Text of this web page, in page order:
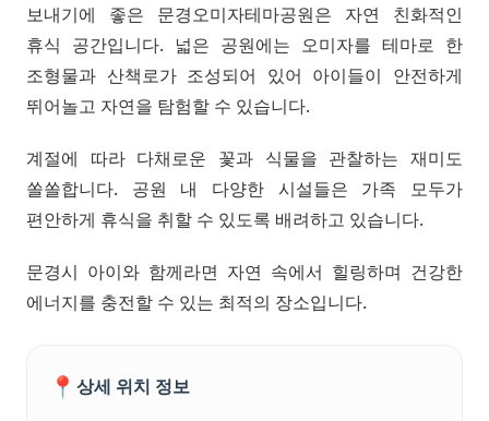
보내기에 좋은 문경오미자테마공원은 자연 친화적인
휴식 공간입니다. 넓은 공원에는 오미자를 테마로 한
조형물과 산책로가 조성되어 있어 아이들이 안전하게
뛰어놀고 자연을 탐험할 수 있습니다.
계절에 따라 다채로운 꽃과 식물을 관찰하는 재미도
쏠쏠합니다. 공원 내 다양한 시설들은 가족 모두가
편안하게 휴식을 취할 수 있도록 배려하고 있습니다.
문경시 아이와 함께라면 자연 속에서 힐링하며 건강한
에너지를 충전할 수 있는 최적의 장소입니다.
📍 상세 위치 정보